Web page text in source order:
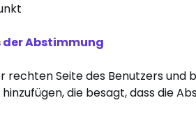
der Abstimmung
rechten Seite des Benutzers und
die besagt, dass die